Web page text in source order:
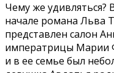
Чему же удивляться?
начале романа Льва
представлен салон
императрицы Марии
и в ее семье был